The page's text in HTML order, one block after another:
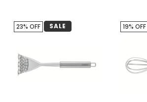
23% OFF SALE 19% OFF